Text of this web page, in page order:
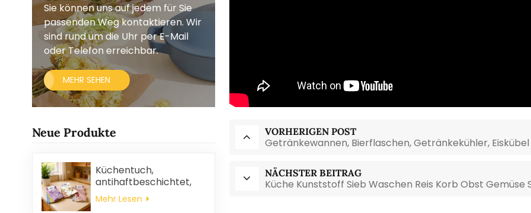
Sie können uns auf jedem für Sie
passenden Weg kontaktieren. Wir
sind rund um die Uhr per E-Mail
oder Telefon erreichbar.
MEHR SEHEN
Neue Produkte
Küchentuch,
antihaftbeschichtet,
ölabweisend, leicht zu
reinigen, dick, bedruckt,
Mehr Lesen
VORHERIGEN POST
Getränkewannen, Bierflaschen, Getränkekühler,
NÄCHSTER BEITRAG
Küche Kunststoff Sieb Waschen Reis Korb Obst Gemüse